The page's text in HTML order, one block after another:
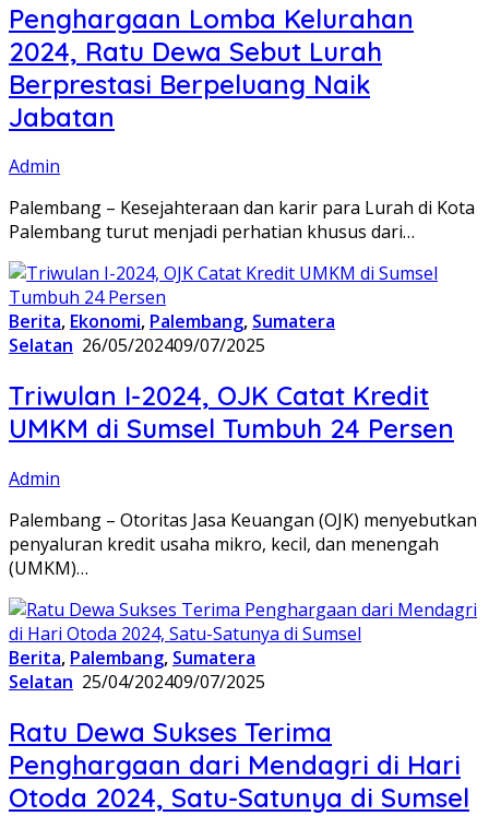
Penghargaan Lomba Kelurahan
2024, Ratu Dewa Sebut Lurah
Berprestasi Berpeluang Naik
Jabatan
Admin
Palembang – Kesejahteraan dan karir para Lurah di Kota
Palembang turut menjadi perhatian khusus dari…
Berita, Ekonomi, Palembang, Sumatera
Selatan 26/05/202409/07/2025
Triwulan I-2024, OJK Catat Kredit
UMKM di Sumsel Tumbuh 24 Persen
Admin
Palembang – Otoritas Jasa Keuangan (OJK) menyebutkan
penyaluran kredit usaha mikro, kecil, dan menengah
(UMKM)…
Berita, Palembang, Sumatera
Selatan 25/04/202409/07/2025
Ratu Dewa Sukses Terima
Penghargaan dari Mendagri di Hari
Otoda 2024, Satu-Satunya di Sumsel